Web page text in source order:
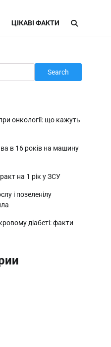
ЦІКАВІ ФАКТИ
Search
онкології: що кажуть
в 16 років на машину
на 1 рік у ЗСУ
і позеленілу
діабеті: факти